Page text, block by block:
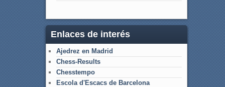
Enlaces de interés
Ajedrez en Madrid
Chess-Results
Chesstempo
Escola d'Escacs de Barcelona